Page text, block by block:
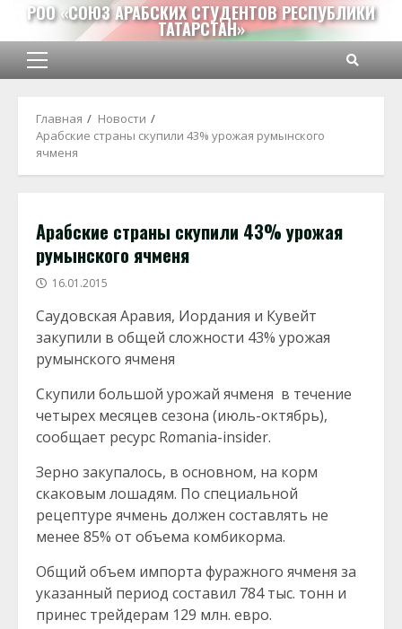
Перейти
содержимому
РОО «СОЮЗ АРАБСКИХ СТУДЕНТОВ РЕСПУБЛИКИ
ТАТАРСТАН»
Основное
Главная
Новости
Арабские страны скупили 43% урожая румынского
ячменя
Арабские страны скупили 43% урожая
румынского ячменя
16.01.2015
Саудовская Аравия, Иордания и Кувейт
закупили в общей сложности 43% урожая
румынского ячменя
Скупили большой урожай ячменя в течение
четырех месяцев сезона (июль-октябрь),
сообщает ресурс Romania-insider.
Зерно закупалось, в основном, на корм
скаковым лошадям. По специальной
рецептуре ячмень должен составлять не
менее 85% от объема комбикорма.
Общий объем импорта фуражного ячменя за
указанный период составил 784 тыс. тонн и
принес трейдерам 129 млн. евро.